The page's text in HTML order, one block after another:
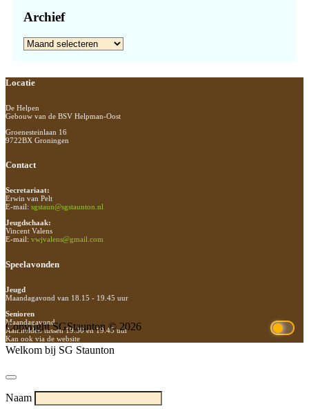
Archief
Archief
Footer
Locatie
De Helpen
Gebouw van de BSV Helpman-Oost
Groenesteinlaan 16
9722BX Groningen
Contact
Secretariaat:
Erwin van Pelt
E-mail: sgstaun@sgstaunton.nl
Jeugdschaak:
Vincent Valens
E-mail: vwjvalens@gmail.com
Speelavonden
Jeugd
Maandagavond van 18.15 - 19.45 uur
Senioren
Maandagavond
Aanmelden tussen 19.30 en 19.45 uur
Kan ook via de website
Copyright SGStaunton © 2026
Welkom bij SG Staunton
Naam